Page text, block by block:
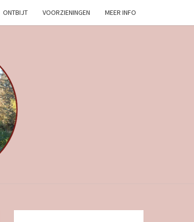
ONTBIJT VOORZIENINGEN MEER INFO